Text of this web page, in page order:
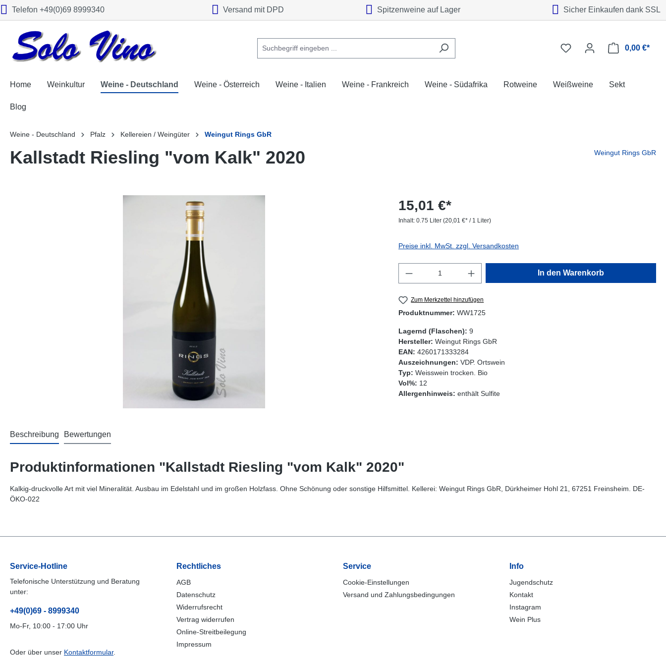
Zur Hauptnavigation springen
Telefon +49(0)69 8999340 Versand mit DPD Spitzenweine auf Lager Sicher Einkaufen dank SSL
0,00 €*
Home Weinkultur Weine - Deutschland Weine - Österreich Weine - Italien Weine - Frankreich Weine - Südafrika Rotweine Weißweine Sekt
Blog
Weine - Deutschland Pfalz Kellereien / Weingüter Weingut Rings GbR
Kallstadt Riesling "vom Kalk" 2020 Weingut Rings GbR
15,01 €*
Inhalt: 0.75 Liter (20,01 €* / 1 Liter)
Preise inkl. MwSt. zzgl. Versandkosten
Produkt Anzahl: Gib den gewünschten Wert ein
In den Warenkorb
Zum Merkzettel hinzufügen
Produktnummer: WW1725
Lagernd (Flaschen): 9
Hersteller: Weingut Rings GbR
EAN: 4260171333284
Auszeichnungen: VDP. Ortswein
Typ: Weisswein trocken. Bio
Vol%: 12
Allergenhinweis: enthält Sulfite
Beschreibung Bewertungen
Produktinformationen "Kallstadt Riesling "vom Kalk" 2020"
Kalkig-druckvolle Art mit viel Mineralität. Ausbau im Edelstahl und im großen Holzfass. Ohne Schönung oder sonstige Hilfsmittel. Kellerei: Weingut Rings GbR, Dürkheimer Hohl 21, 67251 Freinsheim. DE-
ÖKO-022
Service-Hotline
Telefonische Unterstützung und Beratung
unter:
+49(0)69 - 8999340
Mo-Fr, 10:00 - 17:00 Uhr
Oder über unser Kontaktformular.
Rechtliches
AGB
Datenschutz
Widerrufsrecht
Vertrag widerrufen
Online-Streitbeilegung
Impressum
Service
Cookie-Einstellungen
Versand und Zahlungsbedingungen
Info
Jugendschutz
Kontakt
Instagram
Wein Plus